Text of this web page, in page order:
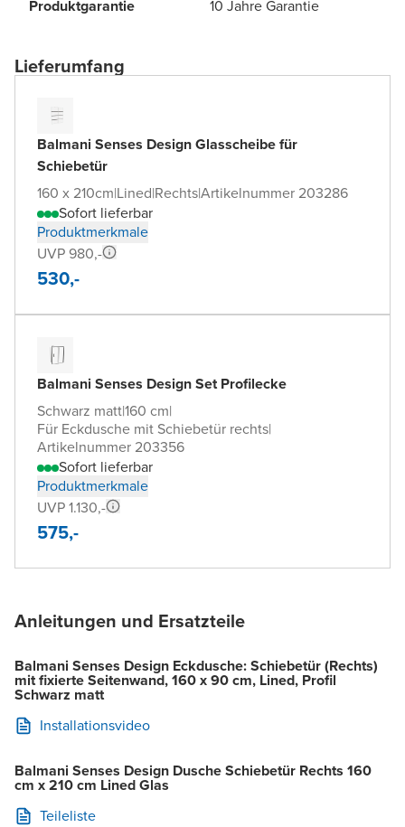
Produktgarantie 10 Jahre Garantie
Lieferumfang
Balmani Senses Design Glasscheibe für
Schiebetür
160 x 210cm|Lined|Rechts|Artikelnummer 203286
Sofort lieferbar
Produktmerkmale
UVP 980,-
530,-
Balmani Senses Design Set Profilecke
Schwarz matt|160 cm|
Für Eckdusche mit Schiebetür rechts|
Artikelnummer 203356
Sofort lieferbar
Produktmerkmale
UVP 1.130,-
575,-
Anleitungen und Ersatzteile
Balmani Senses Design Eckdusche: Schiebetür (Rechts)
mit fixierte Seitenwand, 160 x 90 cm, Lined, Profil
Schwarz matt
Installationsvideo
Balmani Senses Design Dusche Schiebetür Rechts 160
cm x 210 cm Lined Glas
Teileliste